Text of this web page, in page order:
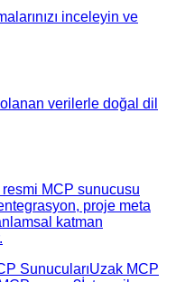
inceleyin ve
verilerle doğal dil
MCP sunucusu
proje meta
katman
SunucularıUzak MCP